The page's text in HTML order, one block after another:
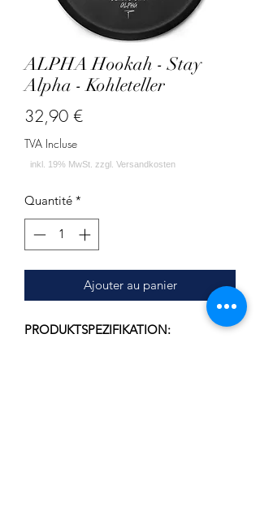
ALPHA Hookah - Stay
Alpha - Kohleteller
32,90 €Prix
TVA Incluse
Quantité *
Ajouter au panier
PRODUKTSPEZIFIKATION: